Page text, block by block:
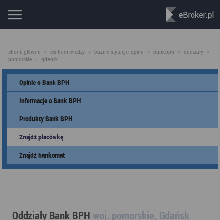
strona główna » centrum wiedzy » baza instytucji i opinii » bank bph » oddziały »
pomorskie » gdańsk
Opinie o Bank BPH
Informacje o Bank BPH
Produkty Bank BPH
Znajdź placówkę
Znajdź bankomat
Oddziały Bank BPH woj. pomorskie, Gdańsk